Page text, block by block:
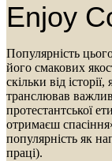
Enjoy
Популярність
його смакових
скільки від
транслював
протестантської
отримаєш
популярність як
праці).